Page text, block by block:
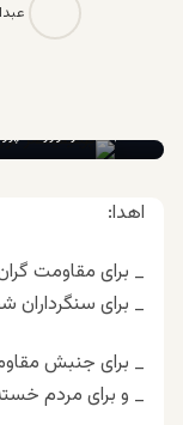
عبدالناصر نورزاد _
اهدا:
_ برای مقاومت
_ برای سنگرداران
_ برای جنبش
_ و برای مردم